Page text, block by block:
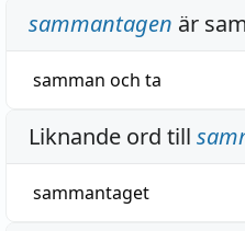
sammantagen är
samman och ta
Liknande ord till
sammantaget